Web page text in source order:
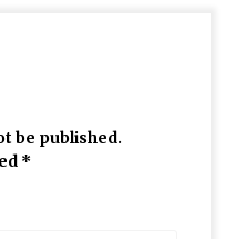
be published.
*